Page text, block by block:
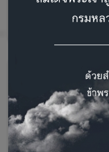
อภิรัฐ บุญโฉลก